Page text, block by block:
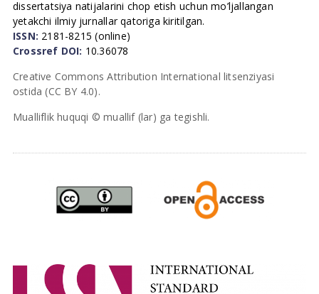
dissertatsiya natijalarini chop etish uchun mo’ljallangan
yetakchi ilmiy jurnallar qatoriga kiritilgan.
ISSN: 2181-8215 (online)
Crossref DOI: 10.36078
Creative Commons Attribution International litsenziyasi
ostida (CC BY 4.0).
Mualliflik huquqi © muallif (lar) ga tegishli.